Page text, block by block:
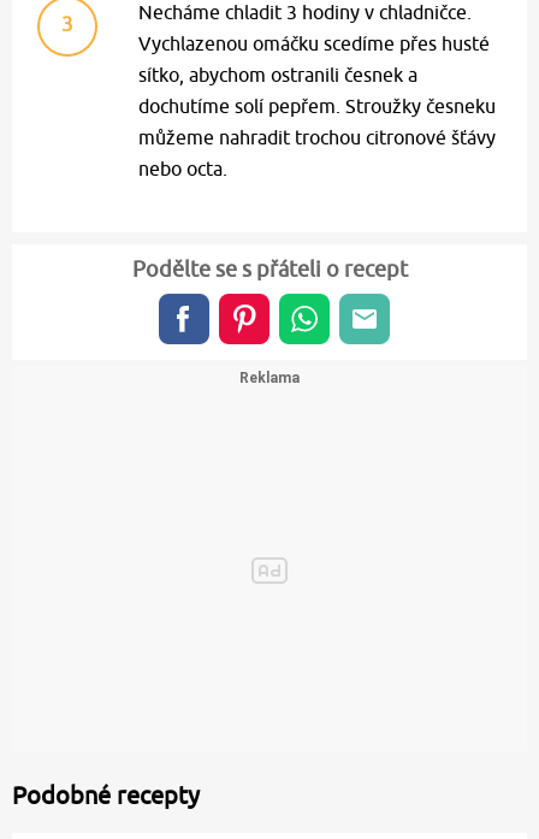
3
Necháme chladit 3 hodiny v chladničce.
Vychlazenou omáčku scedíme přes husté
sítko, abychom ostranili česnek a
dochutíme solí pepřem. Stroužky česneku
můžeme nahradit trochou citronové šťávy
nebo octa.
Podělte se s přáteli o recept
Podobné recepty